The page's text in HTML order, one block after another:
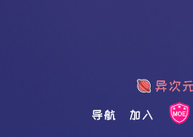
导航 加入